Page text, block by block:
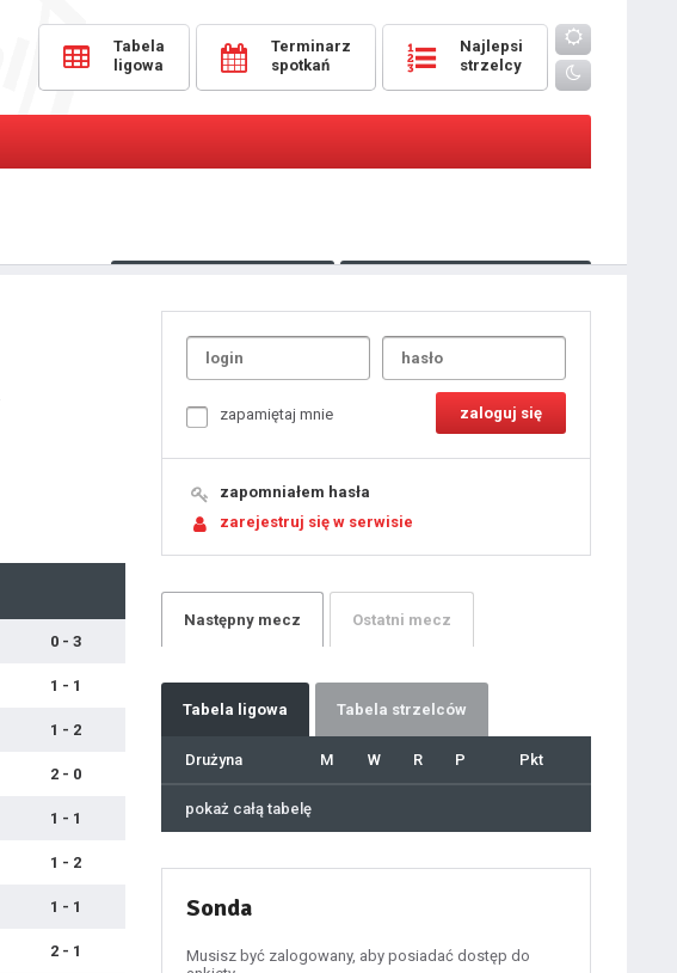
Tabela
ligowa
Terminarz
spotkań
Najlepsi
strzelcy
0 - 3
1 - 1
1 - 2
2 - 0
1 - 1
1 - 2
1 - 1
2 - 1
zapamiętaj mnie
zapomniałem hasła
zarejestruj się w serwisie
Następny mecz Ostatni mecz
Tabela ligowa Tabela strzelców
Drużyna M W R P Pkt
pokaż całą tabelę
Sonda
Musisz być zalogowany, aby posiadać dostęp do